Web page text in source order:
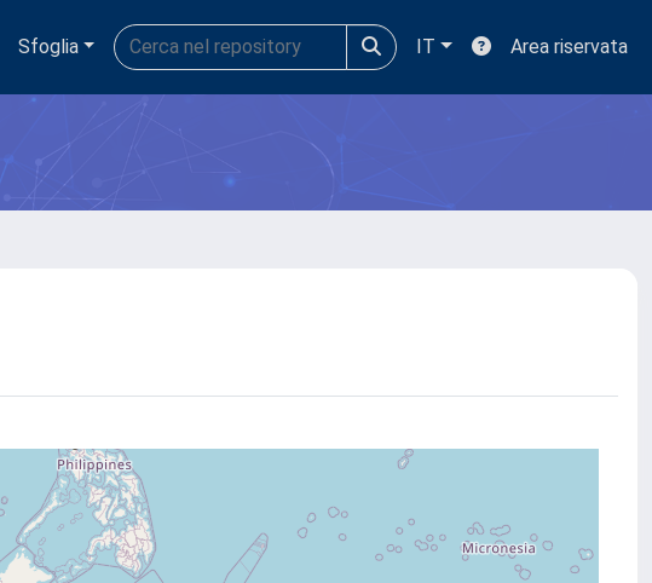
Sfoglia IT Area riservata